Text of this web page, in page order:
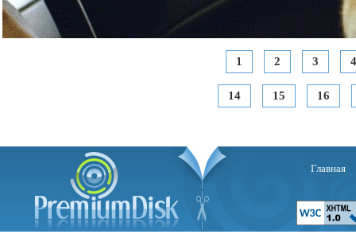
1 2 3 4
14 15 16
Главная